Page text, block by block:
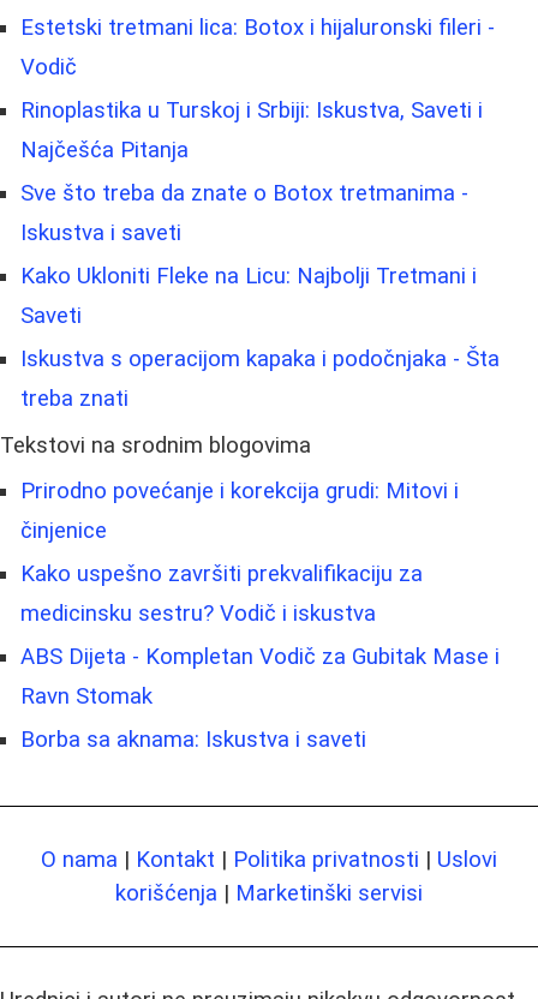
Estetski tretmani lica: Botox i hijaluronski fileri -
Vodič
Rinoplastika u Turskoj i Srbiji: Iskustva, Saveti i
Najčešća Pitanja
Sve što treba da znate o Botox tretmanima -
Iskustva i saveti
Kako Ukloniti Fleke na Licu: Najbolji Tretmani i
Saveti
Iskustva s operacijom kapaka i podočnjaka - Šta
treba znati
Tekstovi na srodnim blogovima
Prirodno povećanje i korekcija grudi: Mitovi i
činjenice
Kako uspešno završiti prekvalifikaciju za
medicinsku sestru? Vodič i iskustva
ABS Dijeta - Kompletan Vodič za Gubitak Mase i
Ravn Stomak
Borba sa aknama: Iskustva i saveti
O nama | Kontakt | Politika privatnosti | Uslovi
korišćenja | Marketinški servisi